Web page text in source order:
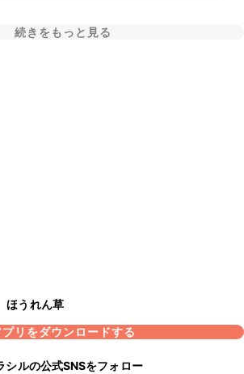
続きをもっと見る
ほうれん草
プリをダウンロードする
シルの公式SNSをフォロー